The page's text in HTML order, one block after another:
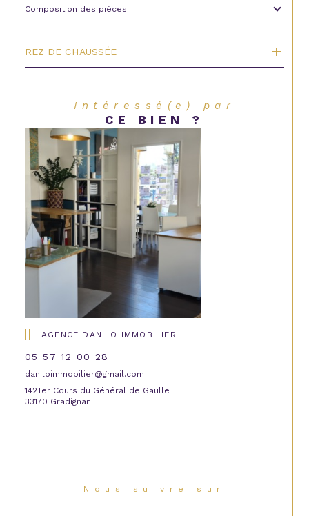
Composition des pièces
REZ DE CHAUSSÉE
Intéressé(e) par
CE BIEN ?
AGENCE DANILO IMMOBILIER
05 57 12 00 28
daniloimmobilier@gmail.com
142Ter Cours du Général de Gaulle
33170 Gradignan
Nous suivre sur